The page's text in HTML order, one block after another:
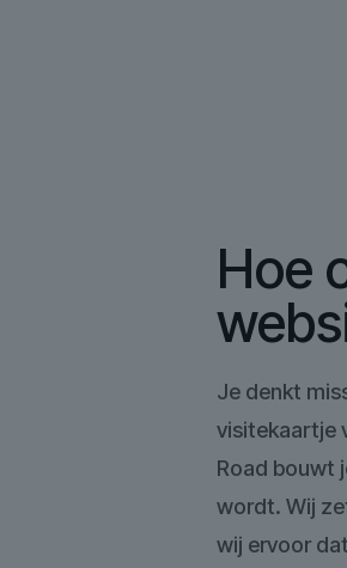
Hoe
Je denkt
visitekaartje
Road bouwt
wordt. Wij
wij ervoor